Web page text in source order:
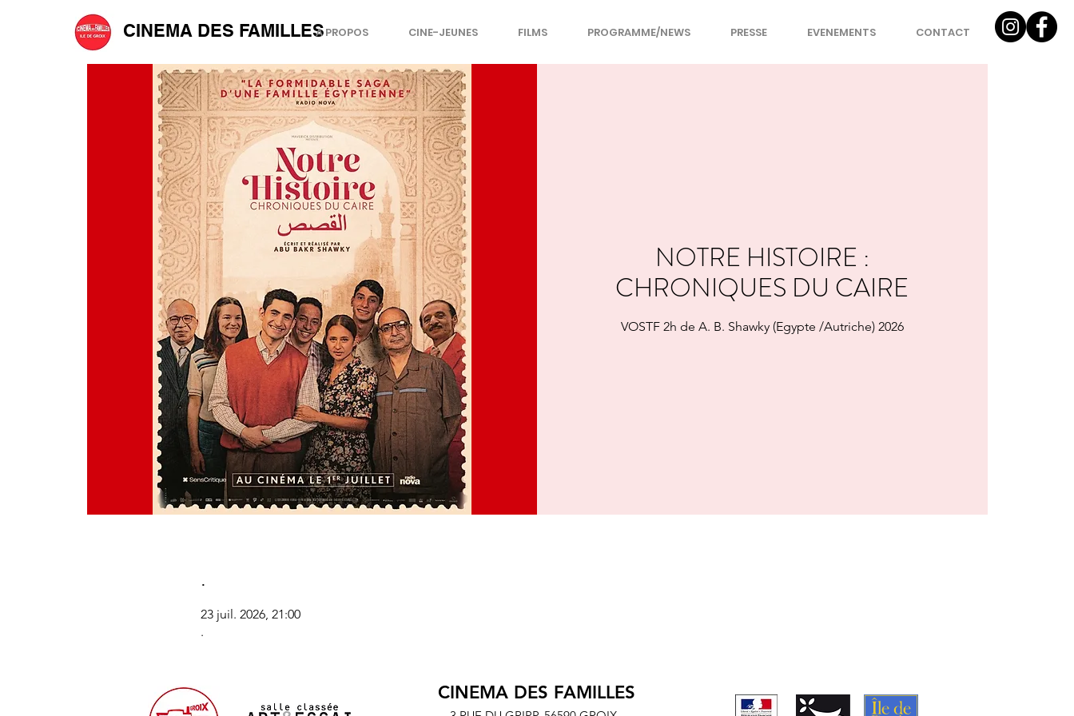
CINEMA DES FAMILLESA PROPOS CINE-JEUNES FILMS PROGRAMME/NEWS PRESSE EVENEMENTS CONTACT
NOTRE HISTOIRE :
CHRONIQUES DU CAIRE
VOSTF 2h de A. B. Shawky (Egypte /Autriche) 2026
.
23 juil. 2026, 21:00
.
CINEMA DES FAMILLES